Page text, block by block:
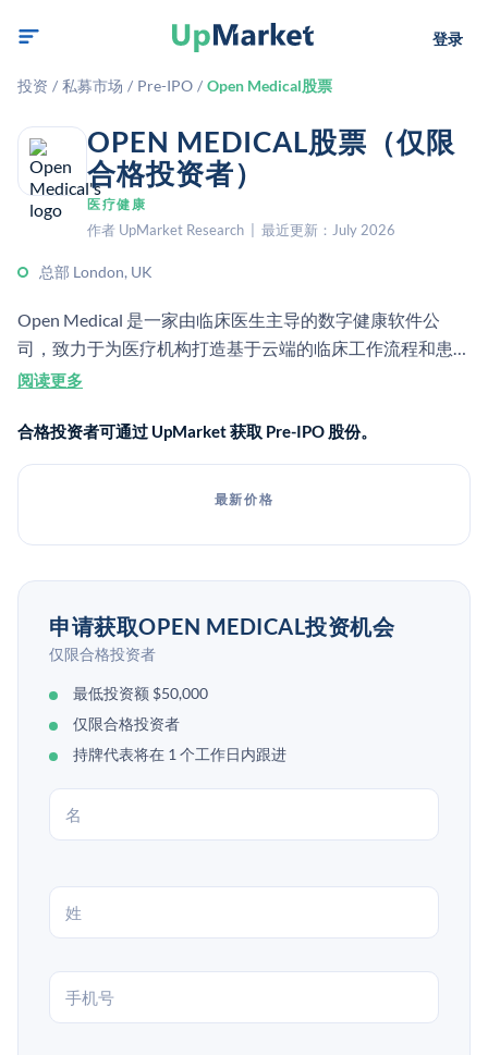
登录
投资 / 私募市场 / Pre-IPO / Open Medical股票
OPEN MEDICAL股票（仅限
合格投资者）
医疗健康
作者 UpMarket Research | 最近更新：July 2026
总部 London, UK
Open Medical 是一家由临床医生主导的数字健康软件公
司，致力于为医疗机构打造基于云端的临床工作流程和患者
路径解决方案。其产品旨在帮助医院和护理机构优化诊疗路
阅读更多
合格投资者可通过 UpMarket 获取 Pre-IPO 股份。
最新价格
申请获取OPEN MEDICAL投资机会
仅限合格投资者
最低投资额 $50,000
仅限合格投资者
持牌代表将在 1 个工作日内跟进